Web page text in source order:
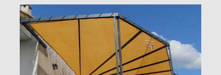
D'OMBRAGE
TRIANGULAIRES
POUR COUVRIR UNE
PLUS GRANDE SURFACE